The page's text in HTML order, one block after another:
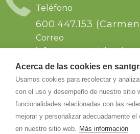
Acerca de las cookies en
Usamos cookies para recolectar y
con el uso y desempeño de nuestro sitio
funcionalidades relacionadas con las
mejorar y personalizar adecuadamente el
en nuestro sitio web. Más información
Teléfono
600.447.153
Correo
info.santgrau@
Dirección
Sant Grau s/n. Ctra de
a Naves..Comarca del
25286-Naves (Lleida)